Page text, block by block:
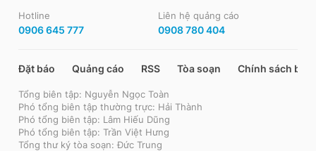
Hotline
0906 645 777
Liên hệ quảng cáo
0908 780 404
Đặt báo Quảng cáo RSS Tòa soạn Chính sách bảo
Tổng biên tập: Nguyễn Ngọc Toàn
Phó tổng biên tập thường trực: Hải Thành
Phó tổng biên tập: Lâm Hiếu Dũng
Phó tổng biên tập: Trần Việt Hưng
Tổng thư ký tòa soạn: Đức Trung